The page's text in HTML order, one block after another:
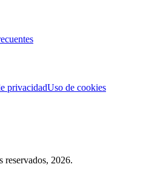
privacidadUso de cookies
reservados, 2026.